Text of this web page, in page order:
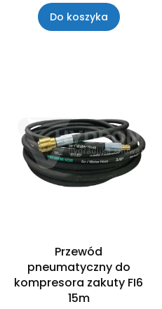
Do koszyka
Przewód
pneumatyczny do
kompresora zakuty FI6
15m